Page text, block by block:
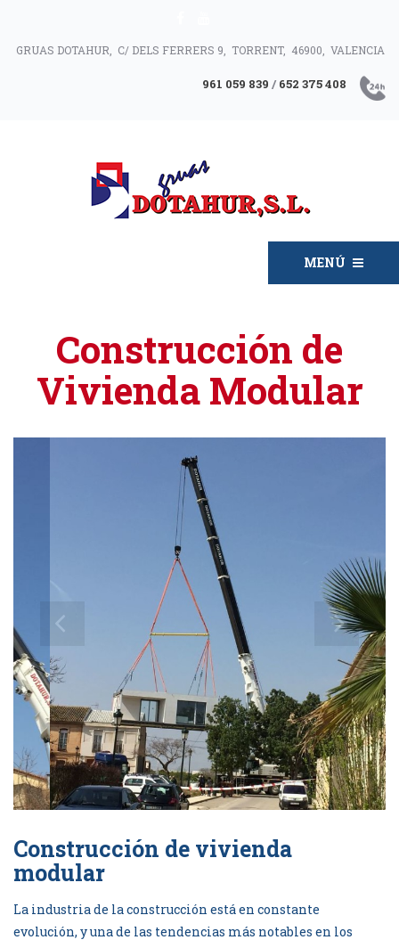
GRUAS DOTAHUR, C/ DELS FERRERS 9, TORRENT, 46900, VALENCIA
961 059 839 / 652 375 408
MENÚ
Construcción de
Vivienda Modular
Construcción de vivienda
modular
La industria de la construcción está en constante
evolución, y una de las tendencias más notables en los